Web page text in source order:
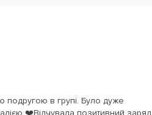
подругою в групі. Було дуже
❤️Відчувала позитивний заряд